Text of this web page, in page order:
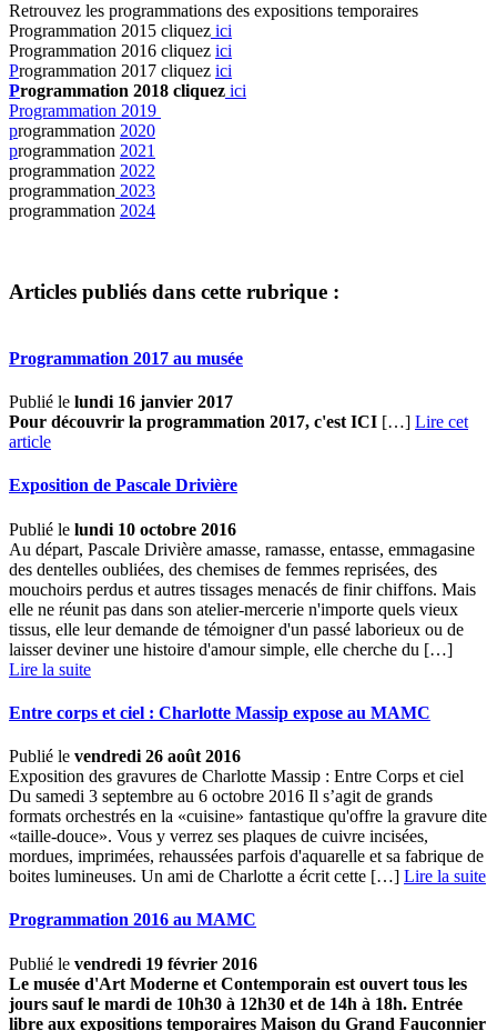
Retrouvez les programmations des expositions temporaires
Programmation 2015 cliquez ici
Programmation 2016 cliquez ici
Programmation 2017 cliquez ici
Programmation 2018 cliquez ici
Programmation 2019
programmation 2020
programmation 2021
programmation 2022
programmation 2023
programmation 2024
Articles publiés dans cette rubrique :
Programmation 2017 au musée
Publié le lundi 16 janvier 2017
Pour découvrir la programmation 2017, c'est ICI […] Lire cet
article
Exposition de Pascale Drivière
Publié le lundi 10 octobre 2016
Au départ, Pascale Drivière amasse, ramasse, entasse, emmagasine
des dentelles oubliées, des chemises de femmes reprisées, des
mouchoirs perdus et autres tissages menacés de finir chiffons. Mais
elle ne réunit pas dans son atelier-mercerie n'importe quels vieux
tissus, elle leur demande de témoigner d'un passé laborieux ou de
laisser deviner une histoire d'amour simple, elle cherche du […] ­
Lire la suite
Entre corps et ciel : Charlotte Massip expose au MAMC
Publié le vendredi 26 août 2016
Exposition des gravures de Charlotte Massip : Entre Corps et ciel
Du samedi 3 septembre au 6 octobre 2016 Il s’agit de grands
formats orchestrés en la «cuisine» fantastique qu'offre la gravure dite
«taille-douce». Vous y verrez ses plaques de cuivre incisées,
mordues, imprimées, rehaussées parfois d'aquarelle et sa fabrique de
boites lumineuses. Un ami de Charlotte a écrit cette […] ­ Lire la suite
Programmation 2016 au MAMC
Publié le vendredi 19 février 2016
Le musée d'Art Moderne et Contemporain est ouvert tous les
jours sauf le mardi de 10h30 à 12h30 et de 14h à 18h. Entrée
libre aux expositions temporaires Maison du Grand Fauconnier